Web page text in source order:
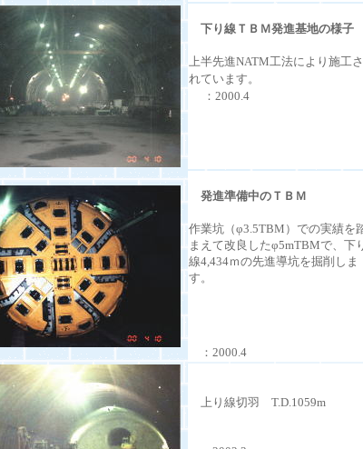
下り線ＴＢＭ発進基地の様子
上半先進NATM工法により施工さ
れています。
：2000.4
発進準備中のＴＢＭ
作業坑（φ3.5TBM）での実績を
まえて改良したφ5mTBMで、 下
線4,434ｍの先進導坑を掘削しま
す。
：2000.4
上り線切羽 T.D.1059m